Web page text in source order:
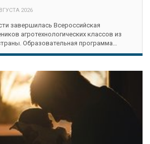
2026
завершилась Всероссийская
агротехнологических классов из
Образовательная программа…